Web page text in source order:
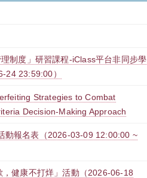
制度」研習課程-iClass平台非同步學
24 23:59:00）
Strategies to Combat
Decision-Making Approach
動報名表（2026-03-09 12:00:00 ~
健康不打烊」活動（2026-06-18